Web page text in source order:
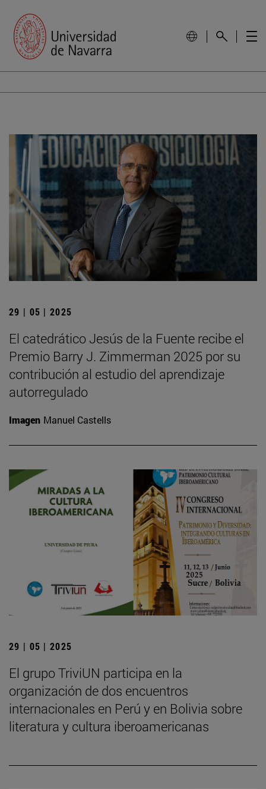
29 | 05 | 2025
El catedrático Jesús de la Fuente recibe el
Premio Barry J. Zimmerman 2025 por su
contribución al estudio del aprendizaje
autorregulado
Imagen Manuel Castells
29 | 05 | 2025
El grupo TriviUN participa en la
organización de dos encuentros
internacionales en Perú y en Bolivia sobre
literatura y cultura iberoamericanas